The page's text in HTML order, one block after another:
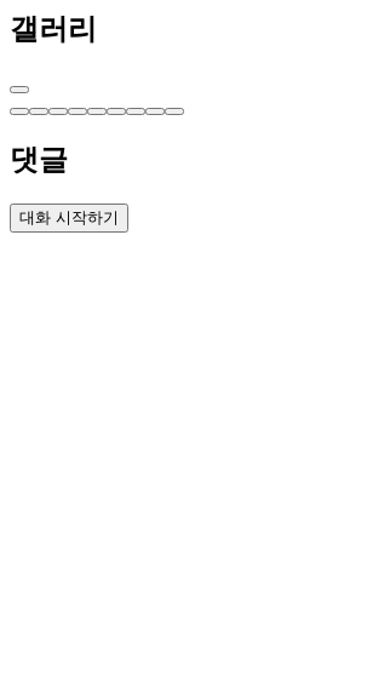
갤러리
댓글
대화 시작하기